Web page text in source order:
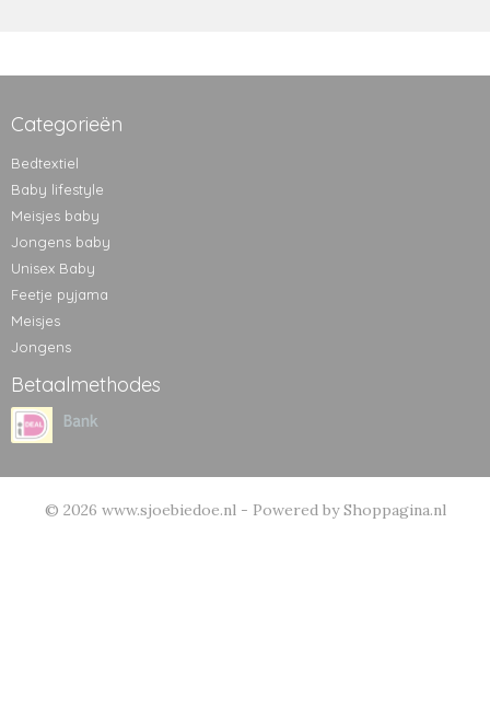
Categorieën
Bedtextiel
Baby lifestyle
Meisjes baby
Jongens baby
Unisex Baby
Feetje pyjama
Meisjes
Jongens
Betaalmethodes
© 2026 www.sjoebiedoe.nl - Powered by Shoppagina.nl